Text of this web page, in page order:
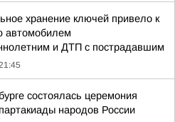
хранение ключей привело к
автомобилем
и ДТП с пострадавшим
состоялась церемония
народов России